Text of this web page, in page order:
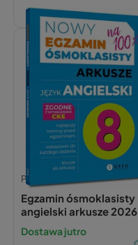
Praca zbiorowa,
Egzamin ósmoklasisty
angielski arkusze 2026
GREG
Dostawa jutro